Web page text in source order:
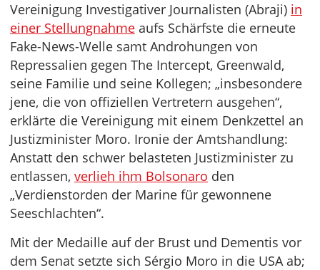
Vereinigung Investigativer Journalisten (Abraji) in
einer Stellungnahme aufs Schärfste die erneute
Fake-News-Welle samt Androhungen von
Repressalien gegen The Intercept, Greenwald,
seine Familie und seine Kollegen; „insbesondere
jene, die von offiziellen Vertretern ausgehen“,
erklärte die Vereinigung mit einem Denkzettel an
Justizminister Moro. Ironie der Amtshandlung:
Anstatt den schwer belasteten Justizminister zu
entlassen, verlieh ihm Bolsonaro den
„Verdienstorden der Marine für gewonnene
Seeschlachten“.
Mit der Medaille auf der Brust und Dementis vor
dem Senat setzte sich Sérgio Moro in die USA ab;